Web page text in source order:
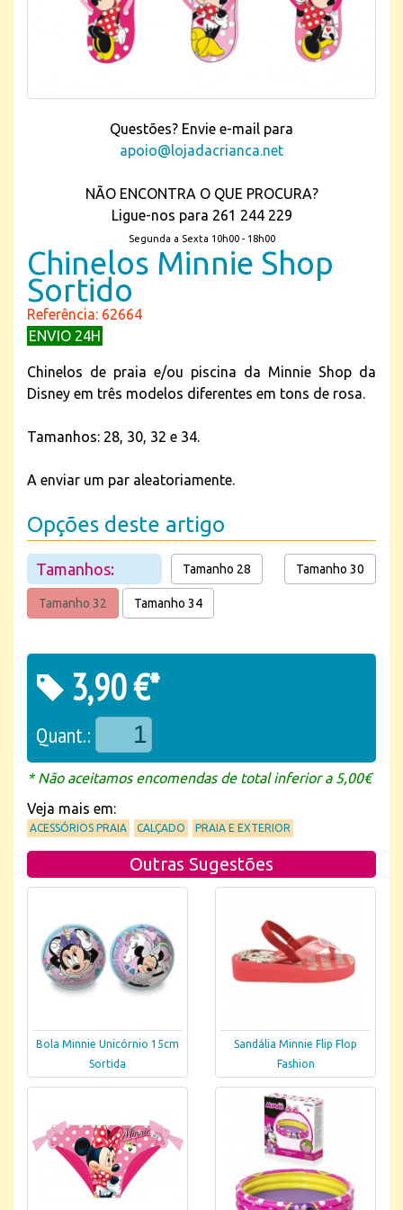
Questões? Envie e-mail para
apoio@lojadacrianca.net
NÃO ENCONTRA O QUE PROCURA?
Ligue-nos para 261 244 229
Segunda a Sexta 10h00 - 18h00
Chinelos Minnie Shop
Sortido
Referência: 62664
ENVIO 24H
Chinelos de praia e/ou piscina da Minnie Shop da
Disney em três modelos diferentes em tons de rosa.
Tamanhos: 28, 30, 32 e 34.
A enviar um par aleatoriamente.
Opções deste artigo
Tamanhos: Tamanho 28 Tamanho 30
Tamanho 32 Tamanho 34
3,90 €*
Quant.:
* Não aceitamos encomendas de total inferior a 5,00€
Veja mais em:
ACESSÓRIOS PRAIA CALÇADO PRAIA E EXTERIOR
Outras Sugestões
Bola Minnie Unicórnio 15cm
Sortida
Sandália Minnie Flip Flop
Fashion